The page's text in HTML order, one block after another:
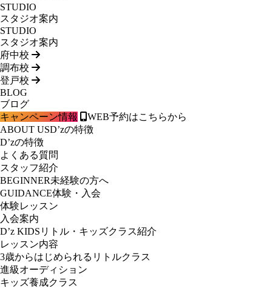
STUDIO
スタジオ案内
STUDIO
スタジオ案内
府中校
調布校
登戸校
BLOG
ブログ
キャンペーン情報
WEB予約はこちらから
ABOUT USD’zの特徴
D’zの特徴
よくある質問
スタッフ紹介
BEGINNER未経験の方へ
GUIDANCE体験・入会
体験レッスン
入会案内
D’z KIDS リトル・キッズクラス紹介
レッスン内容
3歳からはじめられるリトルクラス
進級オーディション
キッズ養成クラス